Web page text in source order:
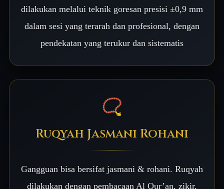
dilakukan melalui teknik goresan presisi ±0,9 mm
dalam sesi yang terarah dan profesional, dengan
pendekatan yang terukur dan sistematis
📿
Ruqyah Jasmani Rohani
Gangguan bisa bersifat jasmani & rohani. Ruqyah
dilakukan dengan pembacaan Al Qur’an, zikir,